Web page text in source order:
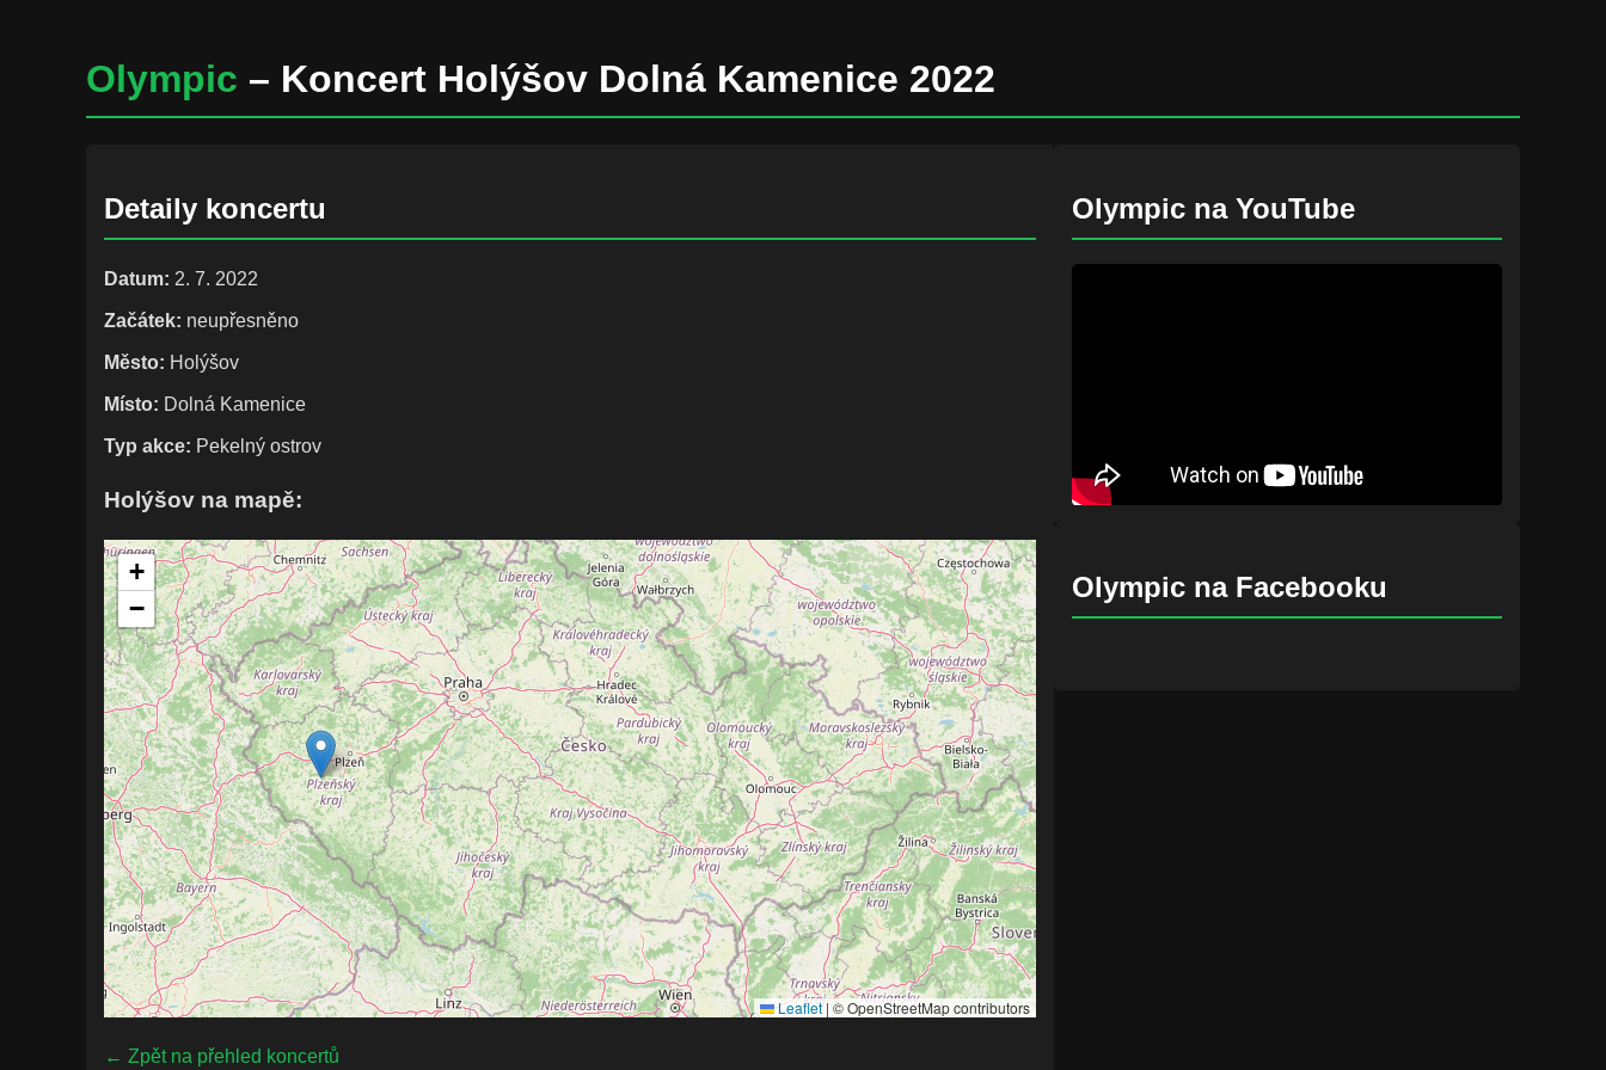
Olympic – Koncert Holýšov Dolná Kamenice 2022
Detaily koncertu
Datum: 2. 7. 2022
Začátek: neupřesněno
Město: Holýšov
Místo: Dolná Kamenice
Typ akce: Pekelný ostrov
Holýšov na mapě:
+
−
Leaflet | © OpenStreetMap contributors
← Zpět na přehled koncertů
Olympic na YouTube
Olympic na Facebooku